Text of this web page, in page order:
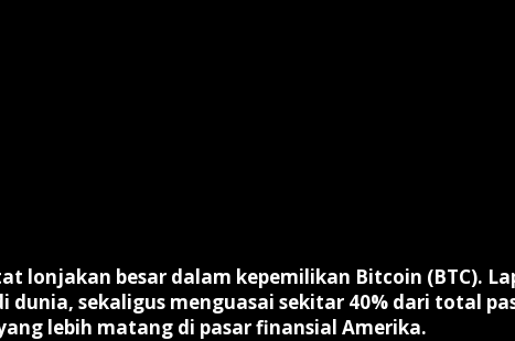
lonjakan besar dalam kepemilikan Bitcoin (BTC).
dunia, sekaligus menguasai sekitar 40% dari total
lebih matang di pasar finansial Amerika.